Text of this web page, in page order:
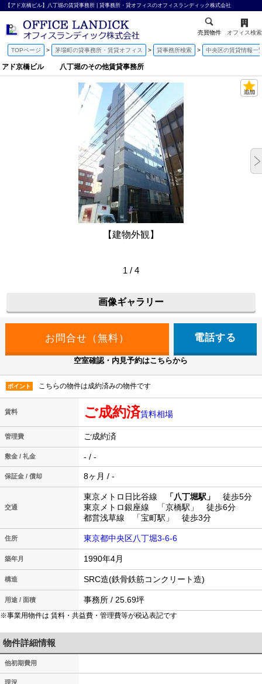
【アド京橋ビル】八丁堀の賃貸事務所 | 貸事務所・貸オフィスのオフィスランディック株式会社
売買物件 オフィス検索
TOPページ 茅場町の貸事務所・賃貸オフィス 貸事務所検索 中央区の賃貸情報一
アド京橋ビル 八丁堀のその他賃貸事務所
【建物外観】
1 / 4
画像ギャラリー
電話する
空室確認・内見予約はこちらから
ポイント こちらの物件は成約済みの物件です
賃料 ご成約済賃料相場
管理費 ご成約済
敷金 / 礼金 - / -
保証金 / 償却 8ヶ月 / -
交通
東京メトロ日比谷線 「八丁堀駅」
徒歩5分
東京メトロ銀座線 「京橋駅」 徒歩6分
都営浅草線 「宝町駅」 徒歩3分
住所 東京都中央区八丁堀3-6-6
築年月 1990年4月
構造 SRC造(鉄骨鉄筋コンクリート造)
用途 / 面積 事務所 / 25.69坪
※事業用物件は 賃料・共益費・管理費等が税込表記です
物件詳細情報
他初期費用
現況